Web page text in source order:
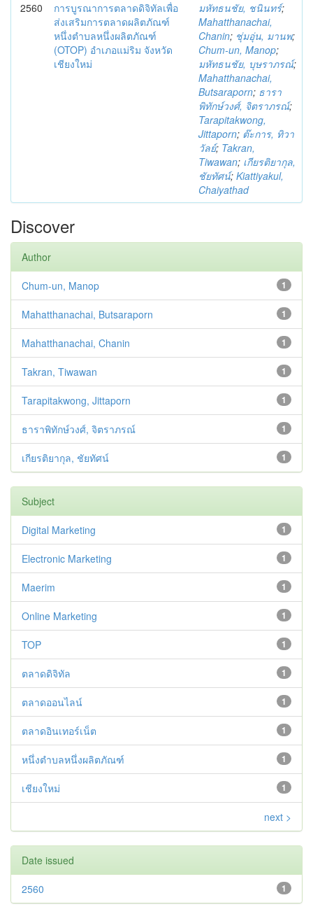
2560
การบูรณาการตลาดดิจิทัลเพื่อ
ส่งเสริมการตลาดผลิตภัณฑ์
หนึ่งตำบลหนึ่งผลิตภัณฑ์
(OTOP) อำเภอแม่ริม จังหวัด
เชียงใหม่
มหัทธนชัย, ชนินทร์;
Mahatthanachai,
Chanin; ชุ่มอุ่น, มานพ;
Chum-un, Manop;
มหัทธนชัย, บุษราภรณ์;
Mahatthanachai,
Butsaraporn; ธารา
พิทักษ์วงศ์, จิตราภรณ์;
Tarapitakwong,
Jittaporn; ต๊ะการ, ทิวา
วัลย์; Takran,
Tiwawan; เกียรติยากุล,
ชัยทัศน์; Kiattiyakul,
Chaiyathad
Discover
Author
1
Chum-un, Manop
1
Mahatthanachai, Butsaraporn
1
Mahatthanachai, Chanin
1
Takran, Tiwawan
1
Tarapitakwong, Jittaporn
1
ธาราพิทักษ์วงศ์, จิตราภรณ์
1
เกียรติยากุล, ชัยทัศน์
Subject
1
Digital Marketing
1
Electronic Marketing
1
Maerim
1
Online Marketing
1
TOP
1
ตลาดดิจิทัล
1
ตลาดออนไลน์
1
ตลาดอินเทอร์เน็ต
1
หนึ่งตำบลหนึ่งผลิตภัณฑ์
1
เชียงใหม่
next >
Date issued
1
2560